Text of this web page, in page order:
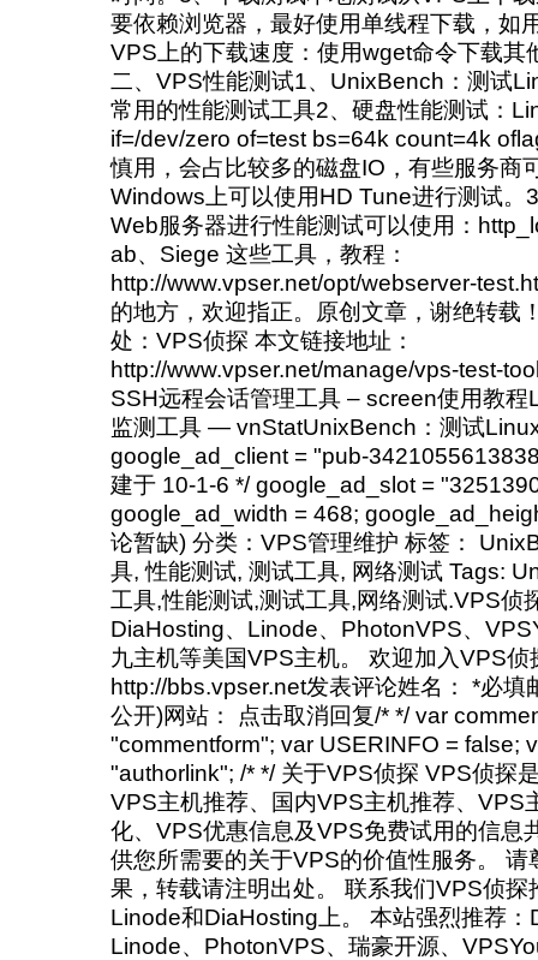
要依赖浏览器，最好使用单线程下载，如
VPS上的下载速度：使用wget命令下载其
二、VPS性能测试1、UnixBench：测试
常用的性能测试工具2、硬盘性能测试：
if=/dev/zero of=test bs=64k count=4k
慎用，会占比较多的磁盘IO，有些服务商
Windows上可以使用HD Tune进行测试。
Web服务器进行性能测试可以使用：
ab、Siege 这些工具，教程：
http://www.vpser.net/opt/webserver-
的地方，欢迎指正。原创文章，谢绝转载
处：VPS侦探 本文链接地址：
http://www.vpser.net/manage/vps-test-
SSH远程会话管理工具 – screen使用教
监测工具 — vnStatUnixBench：测试
google_ad_client = "pub-
建于 10-1-6 */ google_ad_slot =
google_ad_width = 468;
论暂缺) 分类：VPS管理维护 标签：
具, 性能测试, 测试工具, 网络测试 Tags:
工具,性能测试,测试工具,网络测试.VPS侦
DiaHosting、Linode、PhotonVPS、
九主机等美国VPS主机。 欢迎加入VPS侦
http://bbs.vpser.net发表评论姓名： *必填
公开)网站： 点击取消回复/* */ var
"commentform"; var USERINFO = false;
"authorlink"; /* */ 关于VPS侦探 VPS侦探
VPS主机推荐、国内VPS主机推荐、VPS
化、VPS优惠信息及VPS免费试用的信息
供您所需要的关于VPS的价值性服务。 请
果，转载请注明出处。 联系我们VPS侦探
Linode和DiaHosting上。 本站强烈推荐：
Linode、PhotonVPS、瑞豪开源、